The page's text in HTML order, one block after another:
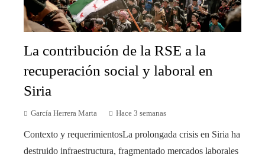
La contribución de la RSE a la
recuperación social y laboral en
Siria
García Herrera Marta Hace 3 semanas
Contexto y requerimientosLa prolongada crisis en Siria ha
destruido infraestructura, fragmentado mercados laborales